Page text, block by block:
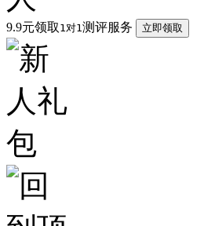
9.9元领取 1对1测评服务 立即领取